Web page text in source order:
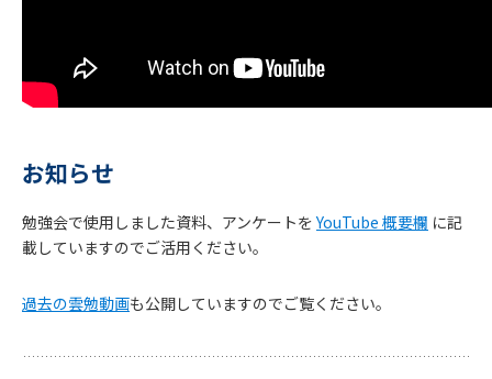
お知らせ
勉強会で使用しました資料、アンケートをYouTube 概要欄 に記
載していますのでご活用ください。
過去の雲勉動画も公開していますのでご覧ください。
お
ら
せ